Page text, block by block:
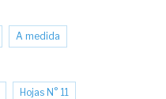
A medida
Hojas N° 11